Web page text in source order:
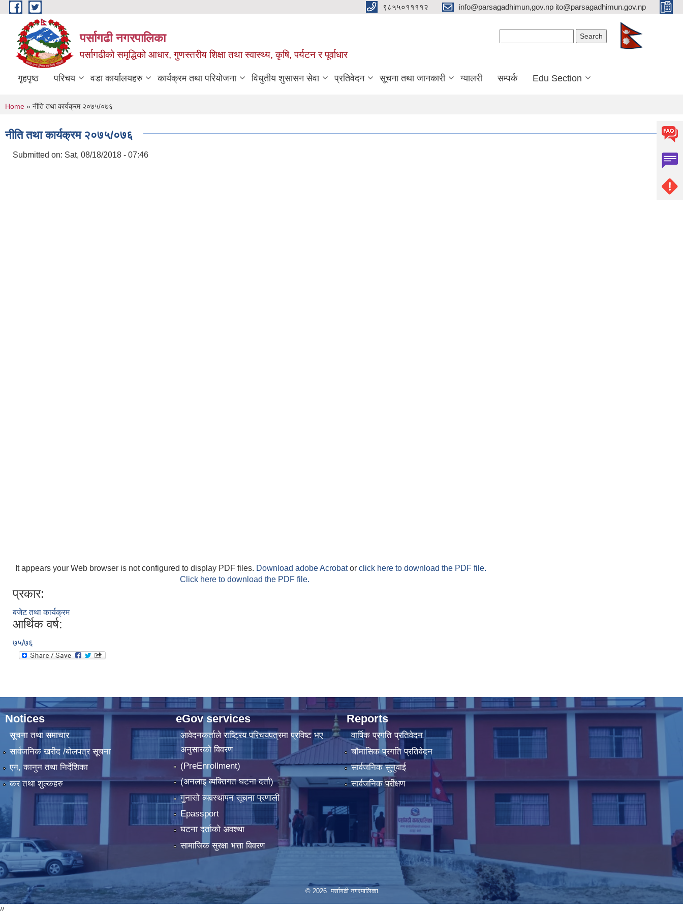
Skip to main content ९८५५०११११२ info@parsagadhimun,gov.np ito@parsagadhimun.gov.np
पर्सागढी नगरपालिका
पर्सागढीको समृद्धिको आधार, गुणस्तरीय शिक्षा तथा स्वास्थ्य, कृषि, पर्यटन र पूर्वाधार
गृहपृष्ठ परिचय वडा कार्यालयहरु कार्यक्रम तथा परियोजना विधुतीय शुसासन सेवा प्रतिवेदन सूचना तथा जानकारी ग्यालरी सम्पर्क Edu Section
You are here
Home » नीति तथा कार्यक्रम २०७५/०७६
नीति तथा कार्यक्रम २०७५/०७६
Submitted on: Sat, 08/18/2018 - 07:46
It appears your Web browser is not configured to display PDF files. Download adobe Acrobator click here to download the PDF file.
Click here to download the PDF file.
प्रकार:
बजेट तथा कार्यक्रम
आर्थिक वर्ष:
७५/७६
Notices
सूचना तथा समाचार
सार्वजनिक खरीद /बोलपत्र सूचना
एन, कानुन तथा निर्देशिका
कर तथा शुल्कहरु
eGov services
आवेदनकर्ताले राष्‍ट्रिय परिचयपत्रमा प्रविष्ट भए
अनुसारको विवरण
(PreEnrollment)
(अनलाइ व्यक्तिगत घटना दर्ता)
गुनासो व्यवस्थापन सूचना प्रणाली
Epassport
घटना दर्ताको अवश्था
सामाजिक सुरक्षा भत्ता विवरण
Reports
वार्षिक प्रगति प्रतिवेदन
चौमासिक प्रगति प्रतिवेदन
सार्वजनिक सुनुवाई
सार्वजनिक परीक्षण
© 2026 पर्सागढी नगरपालिका
//